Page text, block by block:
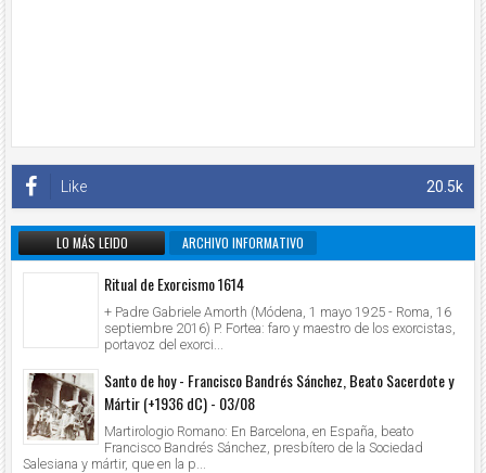
20.5k
Like
LO MÁS LEIDO ARCHIVO INFORMATIVO
Ritual de Exorcismo 1614
+ Padre Gabriele Amorth (Módena, 1 mayo 1925 - Roma, 16
septiembre 2016) P. Fortea: faro y maestro de los exorcistas,
portavoz del exorci...
Santo de hoy - Francisco Bandrés Sánchez, Beato Sacerdote y
Mártir (+1936 dC) - 03/08
Martirologio Romano: En Barcelona, en España, beato
Francisco Bandrés Sánchez, presbítero de la Sociedad
Salesiana y mártir, que en la p...